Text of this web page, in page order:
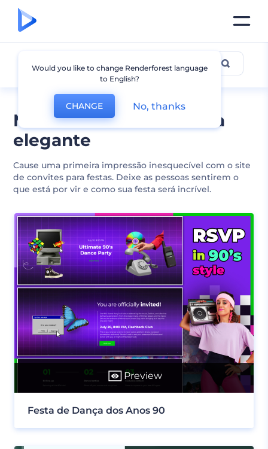
Modelos de site de festa
elegante
Cause uma primeira impressão inesquecível com o site
de convites para festas. Deixe as pessoas sentirem o
que está por vir e como sua festa será incrível.
Festa
Preview
Festa de Dança dos Anos 90
Would you like to change Renderforest language
to English?
CHANGE No, thanks